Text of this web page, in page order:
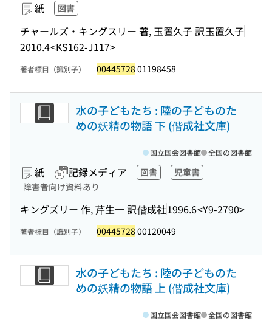
紙 図書
チャールズ・キングスリー 著, 玉置久子 訳玉置久子
2010.4<KS162-J117>
著者標目（識別子） 00445728 01198458
水の子どもたち : 陸の子どものた
めの妖精の物語 下 (偕成社文庫)
紙 記録メディア 図書
児童書
障害者向け資料あり
キングズリー 作, 芹生一 訳偕成社1996.6<Y9-2790>
国立国会図書館 全国の図書館
著者標目（識別子） 00445728 00120049
水の子どもたち : 陸の子どものた
めの妖精の物語 上 (偕成社文庫)
国立国会図書館 全国の図書館